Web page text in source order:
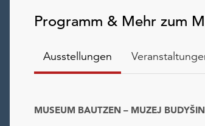
Programm & Mehr zum
Ausstellungen
MUSEUM BAUTZEN – MUZEJ BUDYŠIN